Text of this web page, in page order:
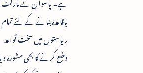
باقاعدہ بنانے کے لئے تمام
ریاستوں میں سخت قواعد
وضع کرنے کا بھی مشورہ